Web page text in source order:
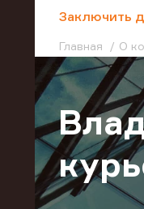
Заключить
Главная О